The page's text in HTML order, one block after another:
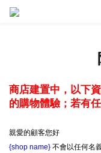
商店建置中，以下
的購物體驗；若有
親愛的顧客您好
{shop name} 不會以任何名